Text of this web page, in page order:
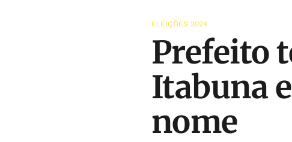
ELEIÇÕES 2024
Prefeito
Itabuna
nome